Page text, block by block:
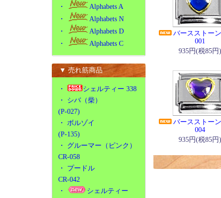
・
Alphabets A
・
Alphabets N
・
Alphabets D
・
Alphabets C
▼ 売れ筋商品
・
シェルティー 338
・ シバ（柴）
(P-027)
・ ボルゾイ
(P-135)
・ グルーマー（ピンク）
CR-058
・ プードル
CR-042
・
シェルティー
バースストー
001
935円(税85円)
バースストー
004
935円(税85円)